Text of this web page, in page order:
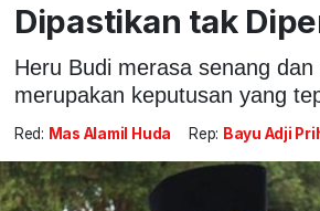
Dipastikan tak
Heru Budi merasa senang dan
merupakan keputusan yang
Red: Mas Alamil Huda Rep: Bayu Adji